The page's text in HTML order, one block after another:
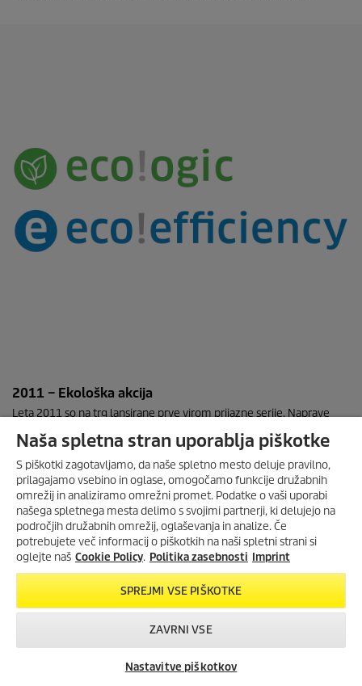
2011 – Ekološka akcija
Leta 2011 so na trg lansirane prve virom prijazne serije. Naprave
materiala in jih je mogoče reciklirati v vsaj 90 odstotkih.
Iskanje trgovcev
Naša spletna stran uporablja piškotke
S piškotki zagotavljamo, da naše spletno mesto deluje pravilno,
prilagajamo vsebino in oglase, omogočamo funkcije družabnih
omrežij in analiziramo omrežni promet. Podatke o vaši uporabi
našega spletnega mesta delimo s svojimi partnerji, ki delujejo na
področjih družabnih omrežij, oglaševanja in analize. Če
potrebujete več informacij o piškotkih na naši spletni strani si
oglejte naš Cookie Policy. Politika zasebnosti Imprint
SPREJMI VSE PIŠKOTKE
ZAVRNI VSE
Nastavitve piškotkov